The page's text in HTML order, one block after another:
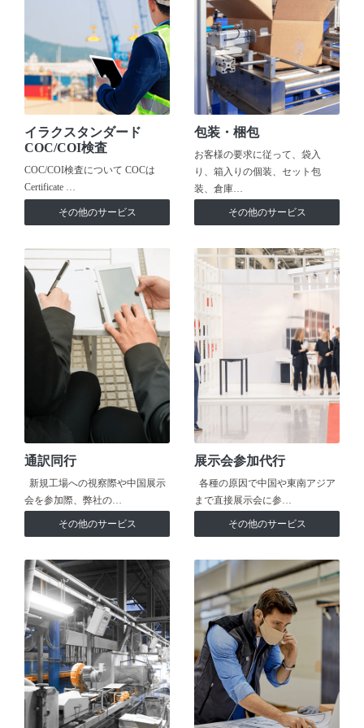
イラクスタンダード
COC/COI検査
COC/COI検査について COCは
Certificate …
その他のサービス
包装・梱包
お客様の要求に従って、袋入
り、箱入りの個装、セット包
装、倉庫…
その他のサービス
通訳同行
新規工場への視察際や中国展示
会を参加際、弊社の…
その他のサービス
展示会参加代行
各種の原因で中国や東南アジア
まで直接展示会に参…
その他のサービス